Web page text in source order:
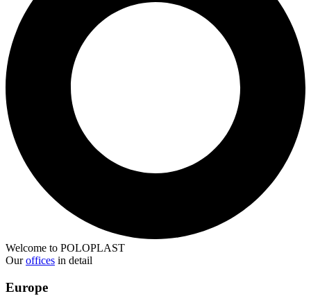
Welcome to POLOPLAST
Ouroffices in detail
Europe